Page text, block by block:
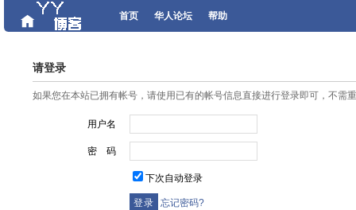
首页 华人论坛 帮助
请登录
如果您在本站已拥有帐号，请使用已有的帐号信息直接进行登录即可，不需
用户名
密 码
下次自动登录
忘记密码?